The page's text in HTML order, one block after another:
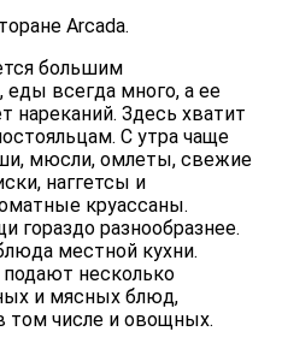
Arcada.
большим
всегда много, а ее
нареканий. Здесь хватит
С утра чаще
мюсли, омлеты, свежие
наггетсы и
круассаны.
гораздо разнообразнее.
местной кухни.
несколько
и мясных блюд,
том числе и овощных.